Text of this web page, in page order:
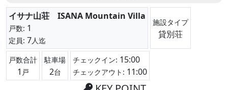
イサナ山荘 ISANA Mountain Villa
戸数: 1
定員: 7人迄
施設タイプ
貸別荘
戸数合計
1 戸
駐車場
2台
チェックイン: 15:00
チェックアウト: 11:00